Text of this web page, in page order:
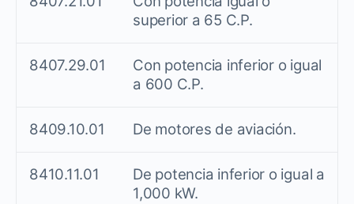
superior a 65 C.P.
8407.29.01
Con potencia inferior o igual
a 600 C.P.
8409.10.01 De motores de aviación.
8410.11.01
De potencia inferior o igual a
1,000 kW.